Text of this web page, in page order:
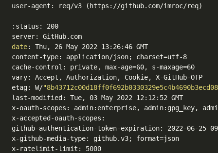
user-agent: req/v3 (https://github.com/imroc/req)
:status: 200
date: Thu, 26 May 2022 13:26:46 GMT
content-type: application/json; charset=utf-8
cache-control: private, max-age=60, s-maxage=60
vary: Accept, Authorization, Cookie, X-GitHub-OTP
etag: W/
last-modified: Tue, 03 May 2022 12:12:52 GMT
x-oauth-scopes: admin:enterprise, admin:gpg_key,
x-accepted-oauth-scopes:
github-authentication-token-expiration: 2022-06-25
x-github-media-type: github.v3; format=json
x-ratelimit-limit: 5000